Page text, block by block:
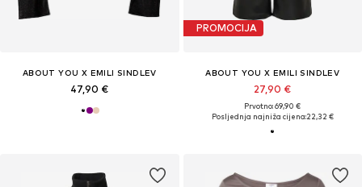
ABOUT YOU X EMILI SINDLEV
47,90 €
PROMOCIJA
ABOUT YOU X EMILI SINDLEV
27,90 €
Prvotno: 69,90 €
Posljednja najniža cijena:22,32 €